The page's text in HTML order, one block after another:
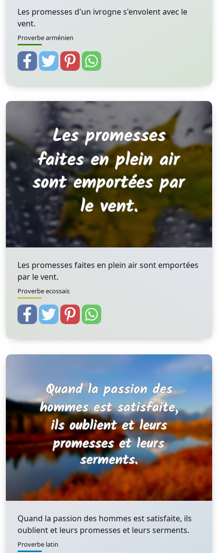
Les promesses d'un ivrogne s'envolent avec le
vent.
Proverbe arménien
Les promesses faites en plein air sont emportées
par le vent.
Proverbe ecossais
Quand la passion des hommes est satisfaite, ils
oublient et leurs promesses et leurs serments.
Proverbe latin